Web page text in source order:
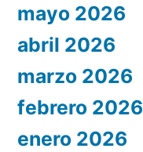
mayo 2026
abril 2026
marzo 2026
febrero 2026
enero 2026